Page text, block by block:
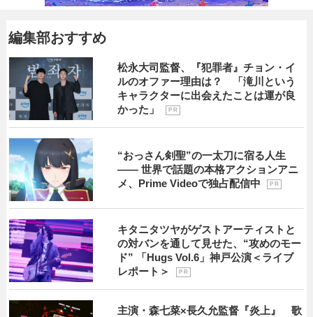
編集部おすすめ
松永大司監督、『犯罪者』チョン・イ
ルのオファー理由は？ 「滝川という
キャラクターに出会えたことは運が良
かった」
P R
“おっさん剣聖”の一太刀に宿る人生
―― 世界で話題の本格アクションアニ
メ、Prime Videoで独占配信中
P R
キタニタツヤがゲストアーティストと
の対バンを通して見せた、“攻めのモー
ド” 「Hugs Vol.6」神戸公演＜ライブ
レポート＞
P R
主演・森七菜×長久允監督『炎上』 歌